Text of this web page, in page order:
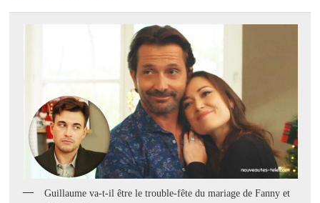
Guillaume va-t-il être le trouble-fête du mariage de Fanny et